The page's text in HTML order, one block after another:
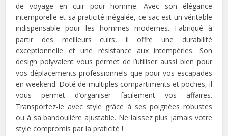
de voyage en cuir pour homme. Avec son élégance
intemporelle et sa praticité inégalée, ce sac est un véritable
indispensable pour les hommes modernes. Fabriqué à
partir des meilleurs cuirs, il offre une durabilité
exceptionnelle et une résistance aux intempéries. Son
design polyvalent vous permet de l’utiliser aussi bien pour
vos déplacements professionnels que pour vos escapades
en weekend. Doté de multiples compartiments et poches, il
vous permet d’organiser facilement vos affaires.
Transportez-le avec style grâce à ses poignées robustes
ou à sa bandoulière ajustable. Ne laissez plus jamais votre
style compromis par la praticité !